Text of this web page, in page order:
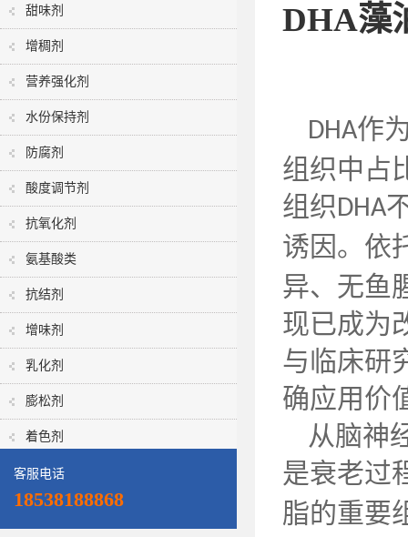
甜味剂
增稠剂
营养强化剂
水份保持剂
防腐剂
酸度调节剂
抗氧化剂
氨基酸类
抗结剂
增味剂
乳化剂
膨松剂
着色剂
客服电话
18538188868
DHA藻
DHA作
组织中占
组织DHA
诱因。依
异、无鱼
现已成为
与临床研
确应用价
从脑神
是衰老过
脂的重要